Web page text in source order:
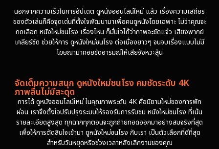
นอกจากความเร็วในการอัปเดต ดูหนังออนไลน์ใหม่ แล้ว เรื่องความเสถียร
ของตัวเล่นก็คือจุดเด่นที่ตั้งใจพัฒนามาเพื่อคนดูหนังโดยเฉพาะ ไม่ว่าคุณจะ
กดเลือก หนังใหม่ชนโรง เรื่องไหน ก็มั่นใจได้ว่าภาพจะชัดแจ๋ว เสียงพากย์
เคลียร์ชัด ช่วยให้การ ดูหนังใหม่ชนโรง ต่อเนื่องยาวๆ จนจบเรื่องแบบไม่มี
โฆษณามาคอยขัดอารมณ์ให้เสียจังหวะลุ้น
จัดเต็มความสนุก ดูหนังใหม่ชนโรง คมชัดระดับ 4K
ภาพลื่นไม่มีสะดุด
การได้ ดูหนังออนไลน์ใหม่ ในคุณภาพระดับ 4K คือนิยามใหม่ของการพัก
ผ่อน เราจึงตั้งใจปรับปรุงระบบให้รองรับการรับชม หนังใหม่ชนโรง ที่เน้น
รายละเอียดสูงสุด ทุกฉากทุกตอนจะถูกถ่ายทอดออกมาอย่างสมจริงที่สุด
เพื่อให้การตัดสินใจเข้ามา ดูหนังใหม่ชนโรง กับเรา เป็นตัวเลือกที่ดีที่สุด
สำหรับวันหยุดหรือช่วงเวลาหลังเลิกงานของคุณ